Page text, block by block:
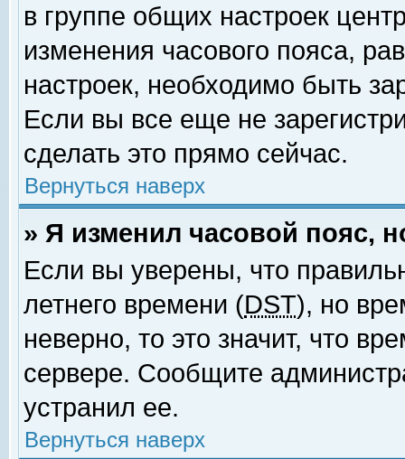
в группе общих настроек
изменения часового пояса,
настроек, необходимо быть
Если вы все еще не
сделать это прямо сейчас.
Вернуться наверх
» Я изменил часовой пояс,
Если вы уверены, что
летнего времени (DST), но
неверно, то это значит, что
сервере. Сообщите
устранил ее.
Вернуться наверх